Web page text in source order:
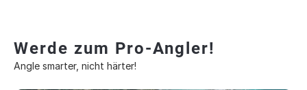
Werde zum Pro-Angler!
Angle smarter, nicht härter!